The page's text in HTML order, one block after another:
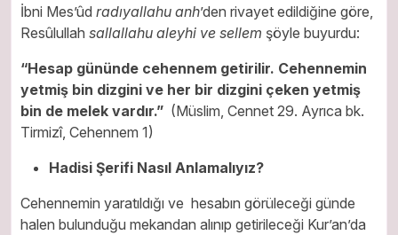
İbni Mes’ûd radıyallahu anh’den rivayet edildiğine göre,
Resûlullah sallallahu aleyhi ve sellem şöyle buyurdu:
“Hesap gününde cehennem getirilir. Cehennemin
yetmiş bin dizgini ve her bir dizgini çeken yetmiş
bin de melek vardır.” (Müslim, Cennet 29. Ayrıca bk.
Tirmizî, Cehennem 1)
Hadisi Şerifi Nasıl Anlamalıyız?
Cehennemin yaratıldığı ve hesabın görüleceği günde
halen bulunduğu mekandan alınıp getirileceği Kur’an’da